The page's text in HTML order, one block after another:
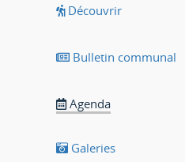
Découvrir
Bulletin communal
Agenda
Galeries